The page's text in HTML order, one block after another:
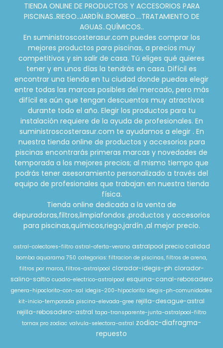
TIENDA ONLINE DE PRODUCTOS Y ACCESORIOS PARA
PISCINAS..RIEGO..JARDÍN..BOMBEO....TRATAMIENTO DE
AGUAS..QUÍMICOS..
En suministroscosterasur.com puedes comprar los
mejores productos para piscinas, a precios muy
competitivos y sin salir de casa. Tú eliges qué quieres
tener y en unos días la tendrás en casa. Difícil es
encontrar una tienda en tu ciudad donde puedas elegir
entre todas las marcas posibles del mercado, pero más
difícil es aún que tengan descuentos muy atractivos
durante todo el año. Elegir los productos para tu
instalación requiere de la ayuda de profesionales. En
suministroscosterasur.com te ayudamos a elegir . En
nuestra tienda online de productos y accesorios para
piscinas encontrarás primeras marcas y novedades de
temporada a los mejores precios; al mismo tiempo que
podrás tener asesoramiento personalizado a través del
equipo de profesionales que trabajan en nuestra tienda
física.
Tienda online dedicada a la venta de
depuradoras,filtros,limpiafondos ,productos y accesorios
para piscinas,químicos,riego,jardín ,al mejor precio.
astral-colectores-filtro astral-oferta-verano astralpool precio calidad
bomba aquarama 750 categorias: filtracion de piscinas, filtros de arena,
filtros por marca, filtros-astralpool clorador-idegis-ph clorador-
salino-saltio cuadro-electrico-astralpool esquina-canal-rebosadero
genera-hipoclorito-con-sal idegis-200-hipoclorito idegis-ph-comunidades
kit-inicio-temporada piscina-elevada-gree rejilla-desague-astral
rejilla-rebosadero-astral tapa-transparente-junta-astralpool-filtro
tornax pro zodiac valvula-selectora-astral zodiac-diafragma-
repuesto